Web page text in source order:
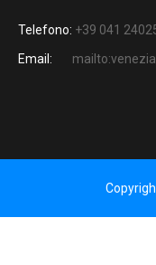
Telefono: +39 041
Email: